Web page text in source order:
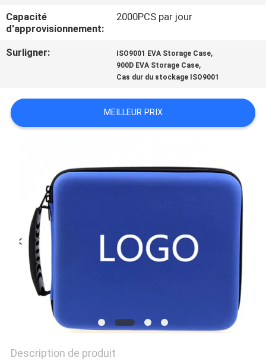
POLICY
Capacité
d'approvisionnement:
2000PCS par jour
Surligner: ISO9001 EVA Storage Case,
900D EVA Storage Case,
Cas dur du stockage ISO9001
MEILLEUR PRIX
Description de produit